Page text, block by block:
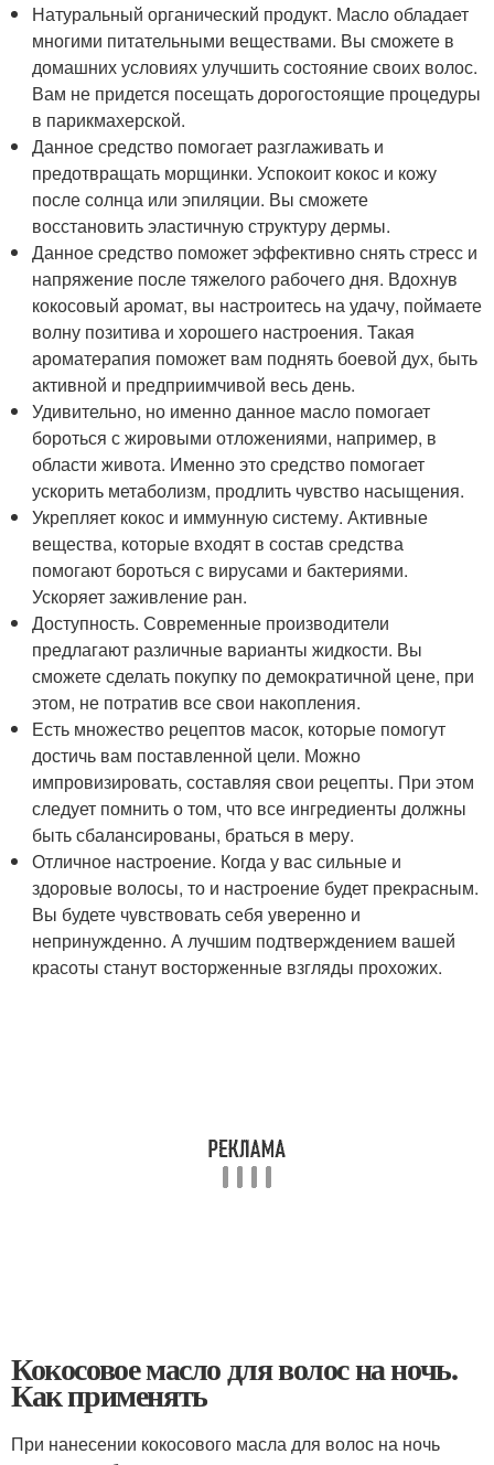
Натуральный органический продукт. Масло обладает
многими питательными веществами. Вы сможете в
домашних условиях улучшить состояние своих волос.
Вам не придется посещать дорогостоящие процедуры
в парикмахерской.
Данное средство помогает разглаживать и
предотвращать морщинки. Успокоит кокос и кожу
после солнца или эпиляции. Вы сможете
восстановить эластичную структуру дермы.
Данное средство поможет эффективно снять стресс и
напряжение после тяжелого рабочего дня. Вдохнув
кокосовый аромат, вы настроитесь на удачу, поймаете
волну позитива и хорошего настроения. Такая
ароматерапия поможет вам поднять боевой дух, быть
активной и предприимчивой весь день.
Удивительно, но именно данное масло помогает
бороться с жировыми отложениями, например, в
области живота. Именно это средство помогает
ускорить метаболизм, продлить чувство насыщения.
Укрепляет кокос и иммунную систему. Активные
вещества, которые входят в состав средства
помогают бороться с вирусами и бактериями.
Ускоряет заживление ран.
Доступность. Современные производители
предлагают различные варианты жидкости. Вы
сможете сделать покупку по демократичной цене, при
этом, не потратив все свои накопления.
Есть множество рецептов масок, которые помогут
достичь вам поставленной цели. Можно
импровизировать, составляя свои рецепты. При этом
следует помнить о том, что все ингредиенты должны
быть сбалансированы, браться в меру.
Отличное настроение. Когда у вас сильные и
здоровые волосы, то и настроение будет прекрасным.
Вы будете чувствовать себя уверенно и
непринужденно. А лучшим подтверждением вашей
красоты станут восторженные взгляды прохожих.
Кокосовое масло для волос на ночь.
Как применять
При нанесении кокосового масла для волос на ночь